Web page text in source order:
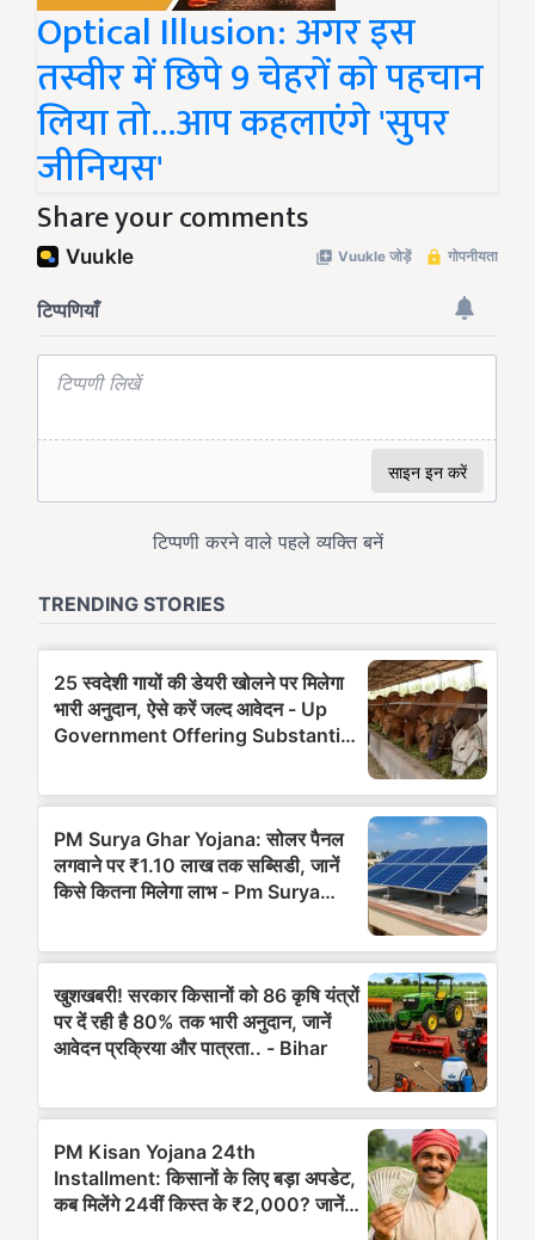
Optical Illusion: अगर इस
तस्वीर में छिपे 9 चेहरों को पहचान
लिया तो...आप कहलाएंगे 'सुपर
जीनियस'
Share your comments